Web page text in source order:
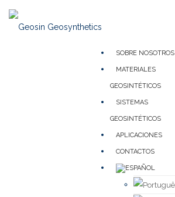
SOBRE NOSOTROS
MATERIALES
GEOSINTÉTICOS
SISTEMAS
GEOSINTÉTICOS
APLICACIONES
CONTACTOS